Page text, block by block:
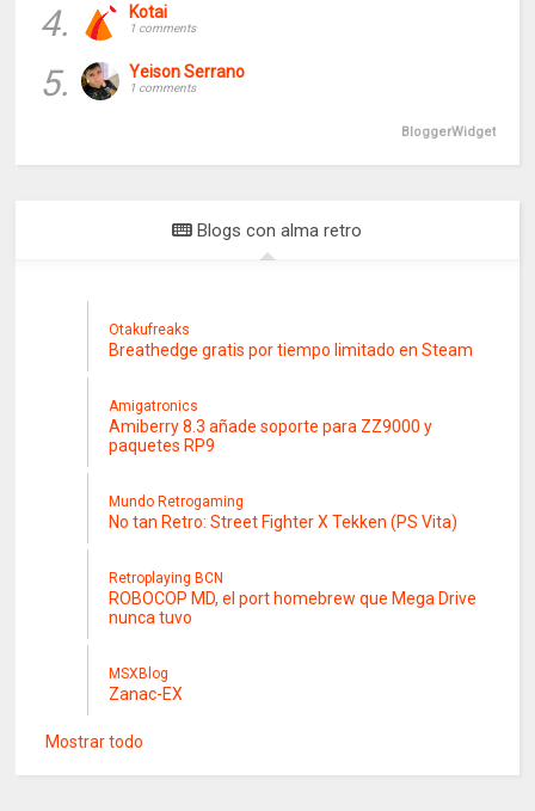
4. Kotai
1 comments
5. Yeison Serrano
1 comments
BloggerWidget
Blogs con alma retro
Otakufreaks
Breathedge gratis por tiempo limitado en Steam
Amigatronics
Amiberry 8.3 añade soporte para ZZ9000 y
paquetes RP9
Mundo Retrogaming
No tan Retro: Street Fighter X Tekken (PS Vita)
Retroplaying BCN
ROBOCOP MD, el port homebrew que Mega Drive
nunca tuvo
MSXBlog
Zanac-EX
Mostrar todo